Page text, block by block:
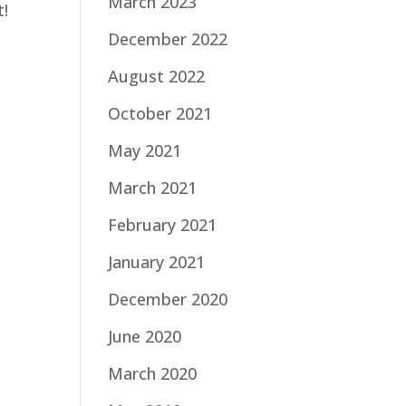
December 2022
August 2022
October 2021
May 2021
March 2021
February 2021
January 2021
December 2020
June 2020
March 2020